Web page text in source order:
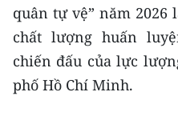
quân tự vệ” năm 2026
chất lượng huấn
chiến đấu của lực
phố Hồ Chí Minh.